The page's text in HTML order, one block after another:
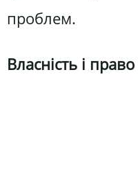
проблем.
Власність і право